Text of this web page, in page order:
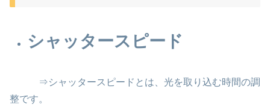
シャッタースピード
⇒シャッタースピードとは、光を取り込む時間の調
整です。